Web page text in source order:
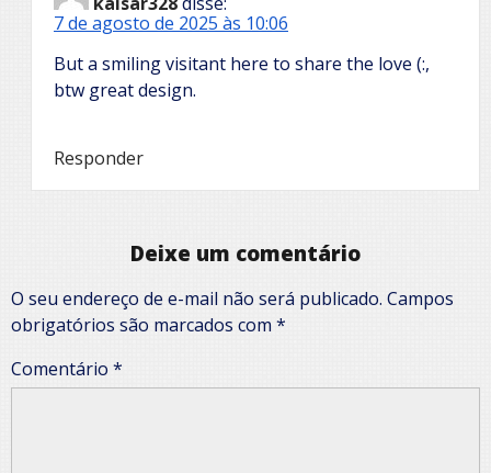
7 de agosto de 2025 às 10:06
But a smiling visitant here to share the love (:,
btw great design.
Responder
Deixe um comentário
O seu endereço de e-mail não será publicado. Campos
obrigatórios são marcados com *
Comentário *